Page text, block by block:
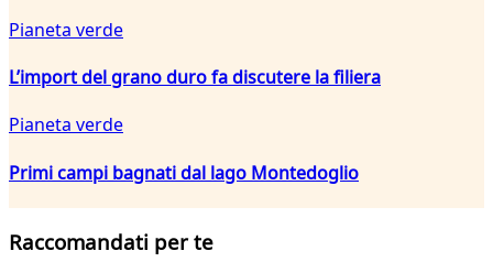
Pianeta verde
L’import del grano duro fa discutere la filiera
Pianeta verde
Primi campi bagnati dal lago Montedoglio
Raccomandati per te